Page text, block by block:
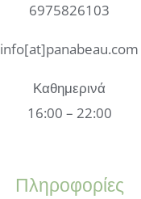
6975826103
info[at]panabeau.com
Καθημερινά
16:00 – 22:00
Πληροφορίες